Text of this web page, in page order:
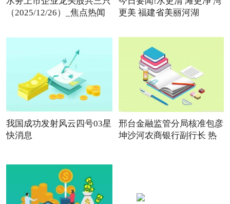
（2025/12/26）_焦点热闻
更美 福建省美丽河湖
我国成功发射风云四号03星
快消息
邢台金融监管分局核准包彦
坤沙河农商银行副行长 热